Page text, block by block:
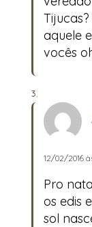
aquele
vocês
12/02/2016
Pro
os edis
sol